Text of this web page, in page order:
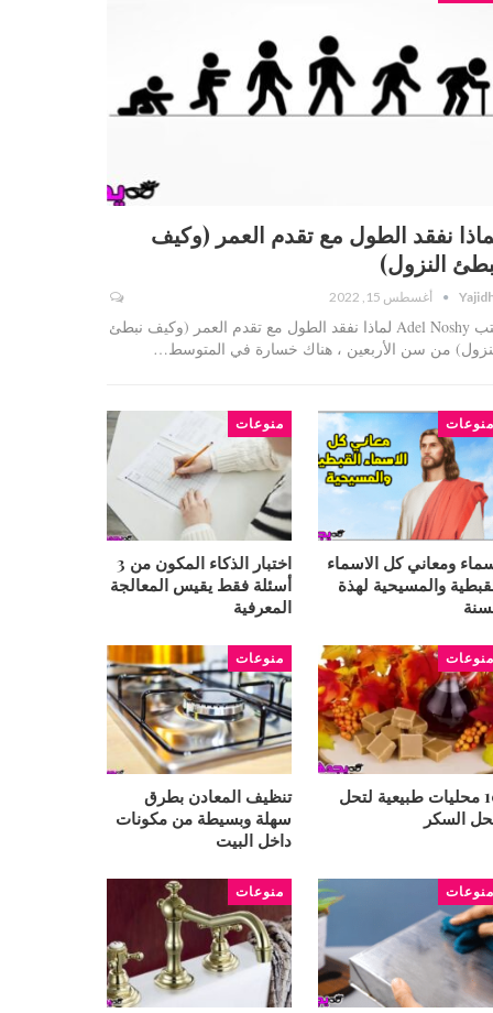
نفقد الطول مع تقدم العمر (وكيف
النزول)
أغسطس 15, 2022
كتب Adel Noshy لماذا نفقد الطول مع تقدم العمر (وكيف نبطئ
من سن الأربعين ، هناك خسارة في المتوسط…
منوعات
ومعاني كل الاسماء
والمسيحية لهذة
منوعات
اختبار الذكاء المكون من 3
أسئلة فقط يقيس المعالجة
المعرفية
منوعات
10 محليات طبيعية لتحل
السكر
منوعات
تنظيف المعادن بطرق
سهلة وبسيطة من مكونات
داخل البيت
منوعات منوعات